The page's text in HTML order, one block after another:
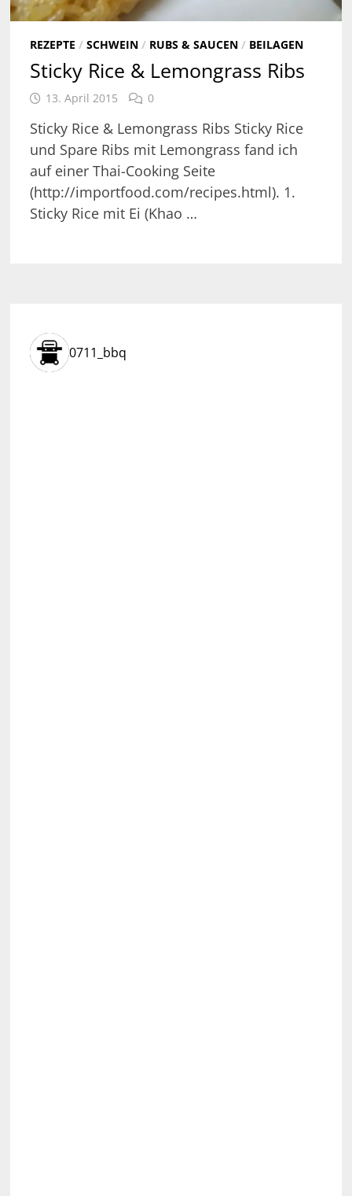
REZEPTE / SCHWEIN/ RUBS & SAUCEN/ BEILAGEN
Sticky Rice & Lemongrass Ribs
13. April 2015 0
Sticky Rice & Lemongrass Ribs Sticky Rice
und Spare Ribs mit Lemongrass fand ich
auf einer Thai-Cooking Seite
(http://importfood.com/recipes.html). 1.
Sticky Rice mit Ei (Khao …
0711_bbq